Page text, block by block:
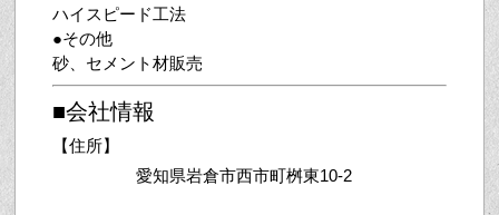
ハイスピード工法
●その他
砂、セメント材販売
■会社情報
【住所】
愛知県岩倉市西市町桝東10-2